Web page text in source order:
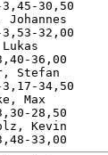
30,50
Johannes
32,00
36,00
Stefan
34,50
Max
28,50
Kevin